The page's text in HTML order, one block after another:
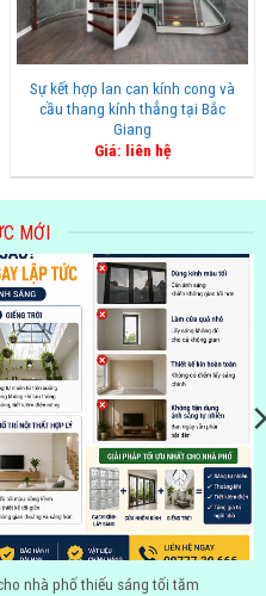
Sự kết hợp lan can kính cong và
cầu thang kính thẳng tại Bắc
Giang
Giá: liên hệ
MỚI
nhà phố thiếu sáng tối tăm